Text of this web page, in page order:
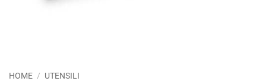
HOME / UTENSILI